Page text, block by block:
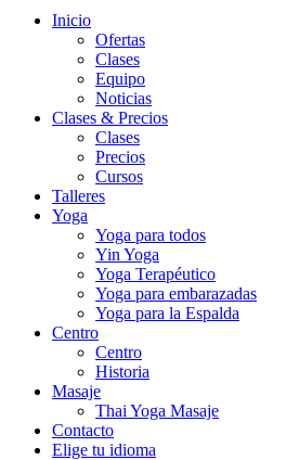
Inicio
Ofertas
Clases
Equipo
Noticias
Clases & Precios
Clases
Precios
Cursos
Talleres
Yoga
Yoga para todos
Yin Yoga
Yoga Terapéutico
Yoga para embarazadas
Yoga para la Espalda
Centro
Centro
Historia
Masaje
Thai Yoga Masaje
Contacto
Elige tu idioma